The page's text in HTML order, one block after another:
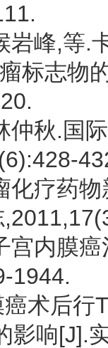
岩峰,等.
标志物
仲秋.国
化疗药
宫内膜
1944.
术后行
影响[J].